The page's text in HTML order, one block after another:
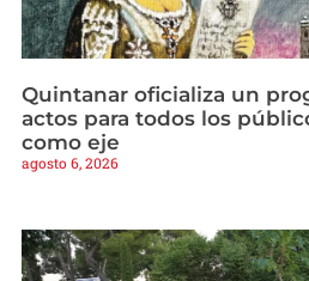
Quintanar oficializa un
actos para todos los
como eje
agosto 6, 2026